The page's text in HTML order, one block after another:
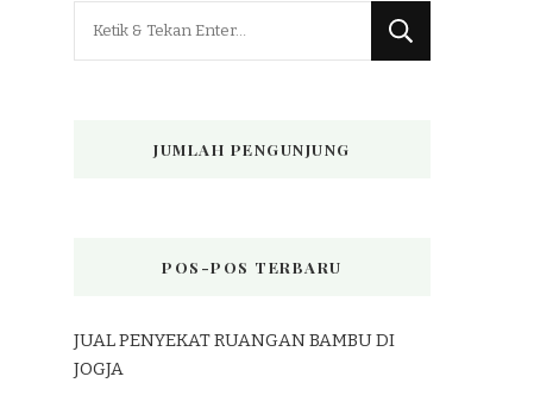
JUMLAH PENGUNJUNG
POS-POS TERBARU
JUAL PENYEKAT RUANGAN BAMBU DI
JOGJA